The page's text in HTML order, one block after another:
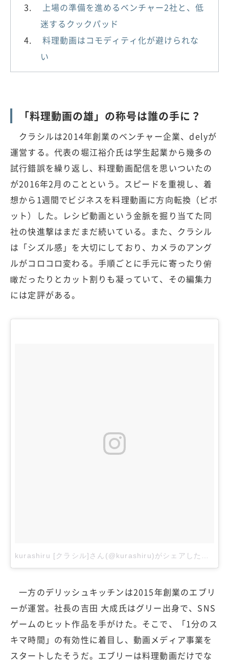
上場の準備を進めるベンチャー2社と、低
迷するクックパッド
料理動画はコモディティ化が避けられな
い
「料理動画の雄」の称号は誰の手に？
クラシルは2014年創業のベンチャー企業、delyが
運営する。代表の堀江裕介氏は学生起業から幾多の
試行錯誤を繰り返し、料理動画配信を思いついたの
が2016年2月のことという。スピードを重視し、着
想から1週間でビジネスを料理動画に方向転換（ピボ
ット）した。レシピ動画という金脈を掘り当てた同
社の快進撃はまだまだ続いている。また、クラシル
は「シズル感」を大切にしており、カメラのアング
ルがコロコロ変わる。手順ごとに手元に寄ったり俯
瞰だったりとカット割りも凝っていて、その編集力
には定評がある。
一方のデリッシュキッチンは2015年創業のエブリ
ーが運営。社長の吉田 大成氏はグリー出身で、SNS
ゲームのヒット作品を手がけた。そこで、「1分のス
キマ時間」の有効性に着目し、動画メディア事業を
スタートしたそうだ。エブリーは料理動画だけでな